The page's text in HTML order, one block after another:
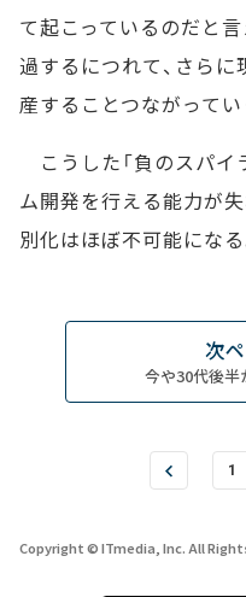
て起こっているのだと
過するにつれて、さら
産することつながってい
こうした「負のスパイ
ム開発を行える能力が
別化はほぼ不可能になる
次
今や30代後半
1
Copyright © ITmedia, Inc. All